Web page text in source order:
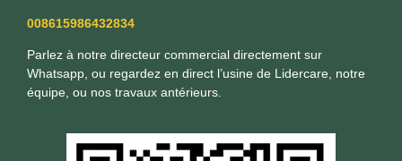
008615986432834
Parlez à notre directeur commercial directement sur
Whatsapp, ou regardez en direct l’usine de Lidercare, notre
équipe, ou nos travaux antérieurs.